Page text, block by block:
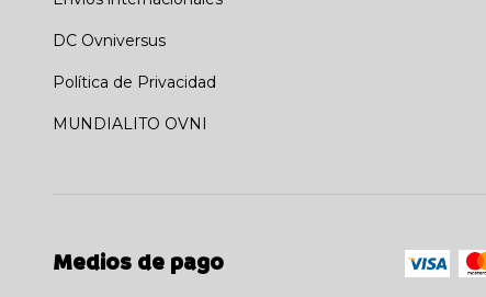
DC Ovniversus
Política de Privacidad
MUNDIALITO OVNI
Medios de pago